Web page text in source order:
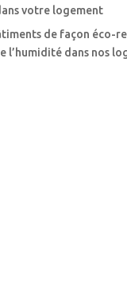
votre logement
de façon éco-
l’humidité dans nos